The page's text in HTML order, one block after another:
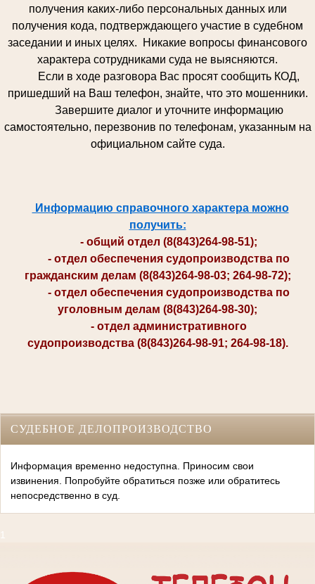
получения каких-либо персональных данных или
получения кода, подтверждающего участие в судебном
заседании и иных целях. Никакие вопросы финансового
характера сотрудниками суда не выясняются.
Если в ходе разговора Вас просят сообщить КОД,
пришедший на Ваш телефон, знайте, что это мошенники.
Завершите диалог и уточните информацию
самостоятельно, перезвонив по телефонам, указанным на
официальном сайте суда.
Информацию справочного характера можно
получить:
- общий отдел (8(843)264-98-51);
- отдел обеспечения судопроизводства по
гражданским делам (8(843)264-98-03; 264-98-72);
- отдел обеспечения судопроизводства по
уголовным делам (8(843)264-98-30);
- отдел административного
судопроизводства (8(843)264-98-91; 264-98-18).
СУДЕБНОЕ ДЕЛОПРОИЗВОДСТВО
Информация временно недоступна. Приносим свои
извинения. Попробуйте обратиться позже или обратитесь
непосредственно в суд.
1